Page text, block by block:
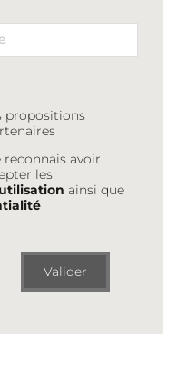
propositions
reconnais avoir
les
ainsi que
Valider